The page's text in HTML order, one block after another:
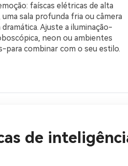
faíscas elétricas de alta
uma sala profunda fria ou câmera
dramática. Ajuste a iluminação-
neon ou ambientes
para combinar com o seu estilo.
de